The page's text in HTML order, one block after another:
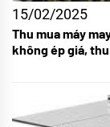
15/02/2025
Thu mua máy
không ép giá,